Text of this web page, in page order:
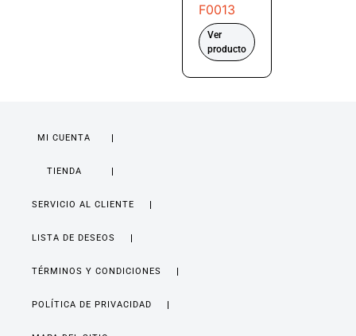
F0013
Ver
producto
MI CUENTA
TIENDA
SERVICIO AL CLIENTE
LISTA DE DESEOS
TÉRMINOS Y CONDICIONES
POLÍTICA DE PRIVACIDAD